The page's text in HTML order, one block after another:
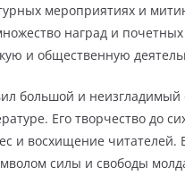
мероприятиях и
наград и
и общественную
большой и неизгладимый
Его творчество до
и восхищение читателей.
силы и свободы